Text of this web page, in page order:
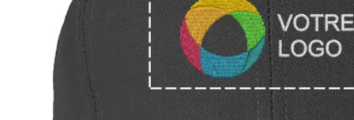
panoramiser